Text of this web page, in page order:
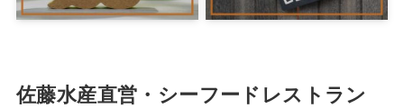
佐藤水産直営・シーフードレストラン